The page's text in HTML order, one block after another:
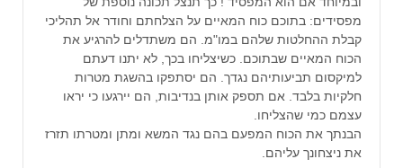
מפסידים: בתוכם כוח המאיים על הצלחתם וחודר אל תהליכי
קבלת ההחלטות שלהם במו"מ. הם משתדלים להרגיע את
הכוח המאיים שבתוכם. כשיצליחו בכך, לא יתנו דעתם
למיקסום תביעותיהם נגדך. הם יסתפקו בהשגת מטרות
חלקיות בלבד. אם תספק אותן בנדיבות, הם יירגעו כי יראו
עצמם כמי שהצליחו.
הבנתך את הכוח המפעם בהם נגד המשא ומתן ומטרתו תזרז
את ניצחונך עליהם.